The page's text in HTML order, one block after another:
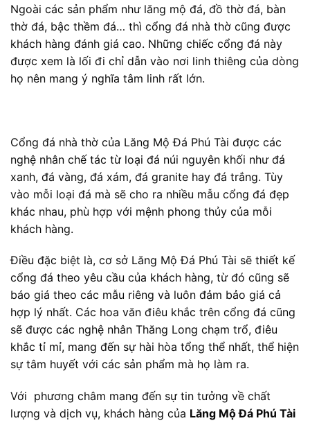
Ngoài các sản phẩm như lăng mộ đá, đồ thờ đá, bàn
thờ đá, bậc thềm đá… thì cổng đá nhà thờ cũng được
khách hàng đánh giá cao. Những chiếc cổng đá này
được xem là lối đi chỉ dẫn vào nơi linh thiêng của dòng
họ nên mang ý nghĩa tâm linh rất lớn.
Cổng đá nhà thờ của Lăng Mộ Đá Phú Tài được các
nghệ nhân chế tác từ loại đá núi nguyên khối như đá
xanh, đá vàng, đá xám, đá granite hay đá trắng. Tùy
vào mỗi loại đá mà sẽ cho ra nhiều mẫu cổng đá đẹp
khác nhau, phù hợp với mệnh phong thủy của mỗi
khách hàng.
Điều đặc biệt là, cơ sở Lăng Mộ Đá Phú Tài sẽ thiết kế
cổng đá theo yêu cầu của khách hàng, từ đó cũng sẽ
báo giá theo các mẫu riêng và luôn đảm bảo giá cả
hợp lý nhất. Các hoa văn điêu khắc trên cổng đá cũng
sẽ được các nghệ nhân Thăng Long chạm trổ, điêu
khắc tỉ mỉ, mang đến sự hài hòa tổng thể nhất, thể hiện
sự tâm huyết với các sản phẩm mà họ làm ra.
Với phương châm mang đến sự tin tưởng về chất
lượng và dịch vụ, khách hàng của Lăng Mộ Đá Phú Tài